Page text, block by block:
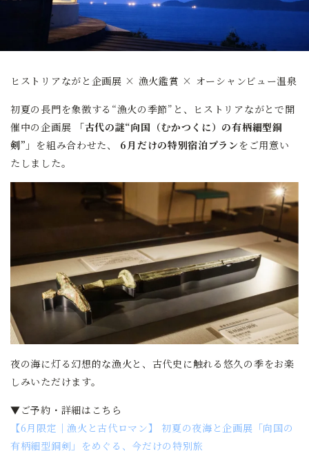
ヒストリアながと企画展 × 漁火鑑賞 × オーシャンビュー温泉
初夏の長門を象徴する“漁火の季節”と、ヒストリアながとで開
催中の企画展
「古代の謎“向国（むかつくに）の有柄細型銅
剣”」 を組み合わせた、 6月だけの特別宿泊プラン をご用意い
たしました。
夜の海に灯る幻想的な漁火と、古代史に触れる悠久の季をお楽
しみいただけます。
▼ご予約・詳細はこちら
【6月限定｜漁火と古代ロマン】 初夏の夜海と企画展「向国の
有柄細型銅剣」をめぐる、今だけの特別旅